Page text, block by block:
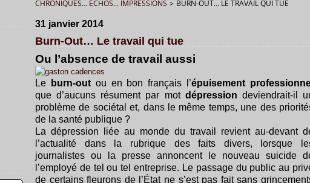
CHRONIQUES... ECHOS... IMPRESSIONS > BURN-OUT… LE TRAVAIL QUI TUE
31 janvier 2014
Burn-Out… Le travail qui tue
Ou l’absence de travail aussi
Le burn-outou en bon français l’épuisement
que d’aucuns résument par mot dépression deviendrait-il
problème de sociétal et, dans le même temps, une des
de la santé publique ?
La dépression liée au monde du travail revient au-devant
l’actualité dans la rubrique des faits divers, lorsque
journalistes ou la presse annoncent le nouveau suicide
l’employé de tel ou tel entreprise. Le passage du public au
de certains fleurons de l’État ne s’est pas fait sans